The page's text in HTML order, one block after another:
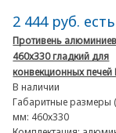
2 444 руб.
Противень
460х330 гладкий для
конвекционных печей
В наличии
Габаритные
мм: 460х330